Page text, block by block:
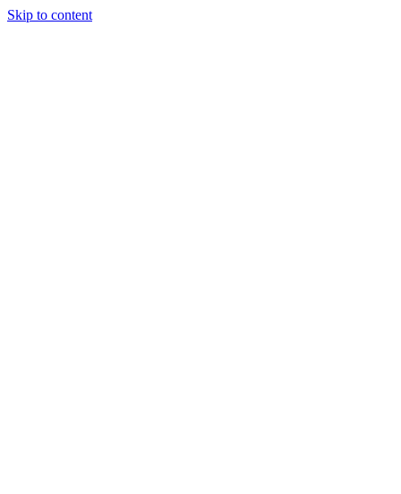
Skip to content